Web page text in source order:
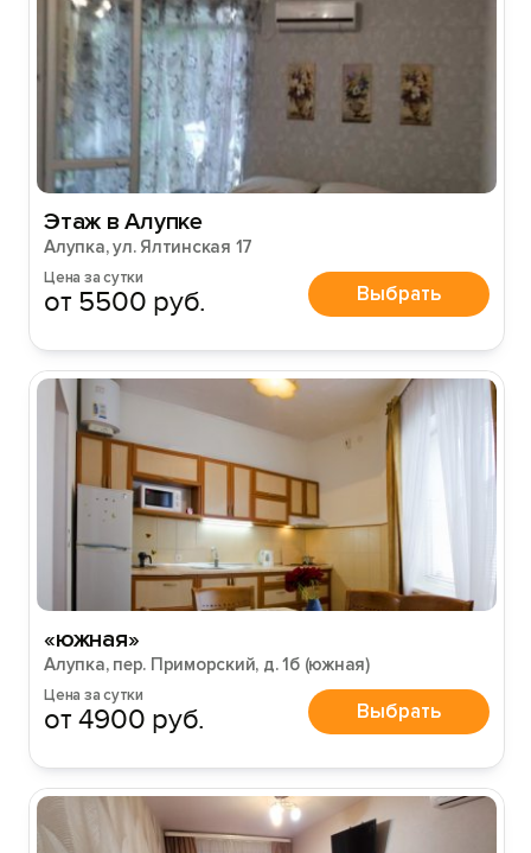
Этаж в Алупке
Алупка, ул. Ялтинская 17
Цена за сутки
от 5500 руб. Выбрать
«южная»
Алупка, пер. Приморский, д. 1б (южная)
Цена за сутки
от 4900 руб. Выбрать